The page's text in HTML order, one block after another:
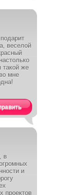
веселой
такой же
мне
в
и
проектов